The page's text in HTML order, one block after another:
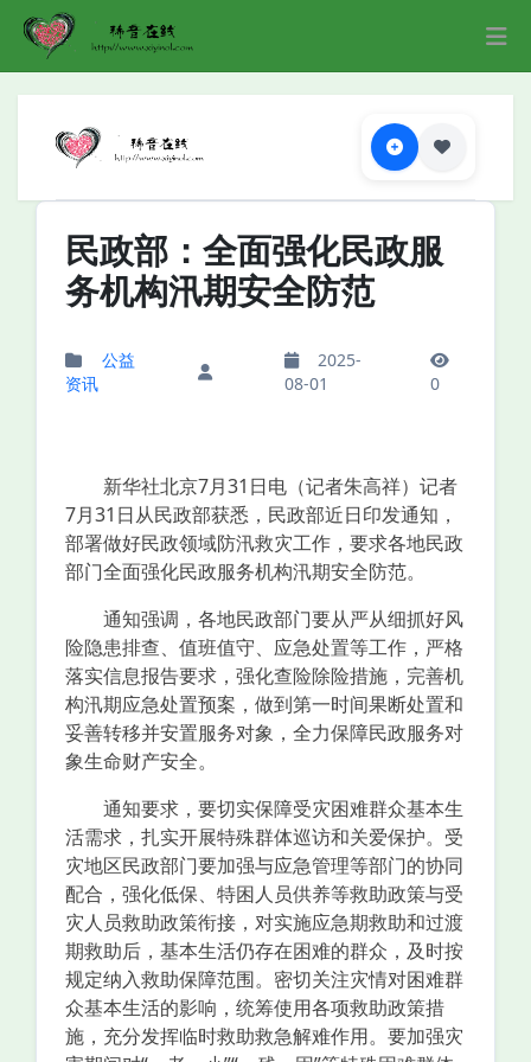
民政部：全面强化民政服
务机构汛期安全防范
公益
资讯
2025-
08-01
0
新华社北京7月31日电（记者朱高祥）记者
7月31日从民政部获悉，民政部近日印发通知，
部署做好民政领域防汛救灾工作，要求各地民政
部门全面强化民政服务机构汛期安全防范。
通知强调，各地民政部门要从严从细抓好风
险隐患排查、值班值守、应急处置等工作，严格
落实信息报告要求，强化查险除险措施，完善机
构汛期应急处置预案，做到第一时间果断处置和
妥善转移并安置服务对象，全力保障民政服务对
象生命财产安全。
通知要求，要切实保障受灾困难群众基本生
活需求，扎实开展特殊群体巡访和关爱保护。受
灾地区民政部门要加强与应急管理等部门的协同
配合，强化低保、特困人员供养等救助政策与受
灾人员救助政策衔接，对实施应急期救助和过渡
期救助后，基本生活仍存在困难的群众，及时按
规定纳入救助保障范围。密切关注灾情对困难群
众基本生活的影响，统筹使用各项救助政策措
施，充分发挥临时救助救急解难作用。要加强灾